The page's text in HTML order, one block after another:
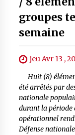
groupes
semaine
jeu Avr 13 ,
Huit (8)
été arrêtés par
nationale
durant la période
opérationnel
Défense